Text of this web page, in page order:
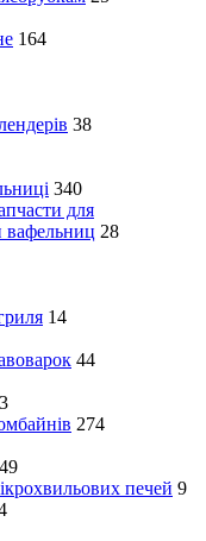
164
38
340
для
вафельниц 28
14
44
274
печей 9